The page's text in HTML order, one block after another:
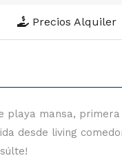
Precios Alquiler
mansa,
desde living